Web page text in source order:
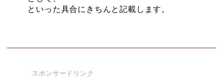
といった具合にきちんと記載します。
スポンサードリンク